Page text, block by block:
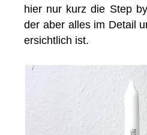
hier nur kurz die Step
der aber alles im Detail
ersichtlich ist.